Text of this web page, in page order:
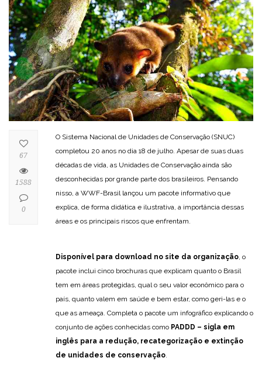
O Sistema Nacional de Unidades de Conservação (SNUC)
completou 20 anos no dia 18 de julho. Apesar de suas duas
décadas de vida, as Unidades de Conservação ainda são
desconhecidas por grande parte dos brasileiros. Pensando
nisso, a WWF-Brasil lançou um pacote informativo que
explica, de forma didática e ilustrativa, a importância dessas
áreas e os principais riscos que enfrentam.
Disponível para download no site da organização, o
pacote inclui cinco brochuras que explicam quanto o Brasil
tem em áreas protegidas, qual o seu valor econômico para o
país, quanto valem em saúde e bem estar, como geri-las e o
que as ameaça. Completa o pacote um infográfico explicando o
conjunto de ações conhecidas como PADDD – sigla em
inglês para a redução, recategorização e extinção
de unidades de conservação.
67
1588
0